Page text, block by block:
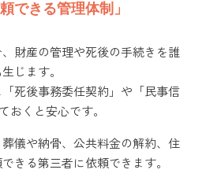
できる管理体制」
財産の管理や死後の手続きを誰
じます。
死後事務委任契約」や「民事信
おくと安心です。
儀や納骨、公共料金の解約、住
きる第三者に依頼できます。